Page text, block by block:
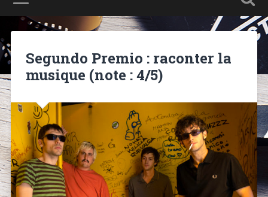
Segundo Premio : raconter la
musique (note : 4/5)